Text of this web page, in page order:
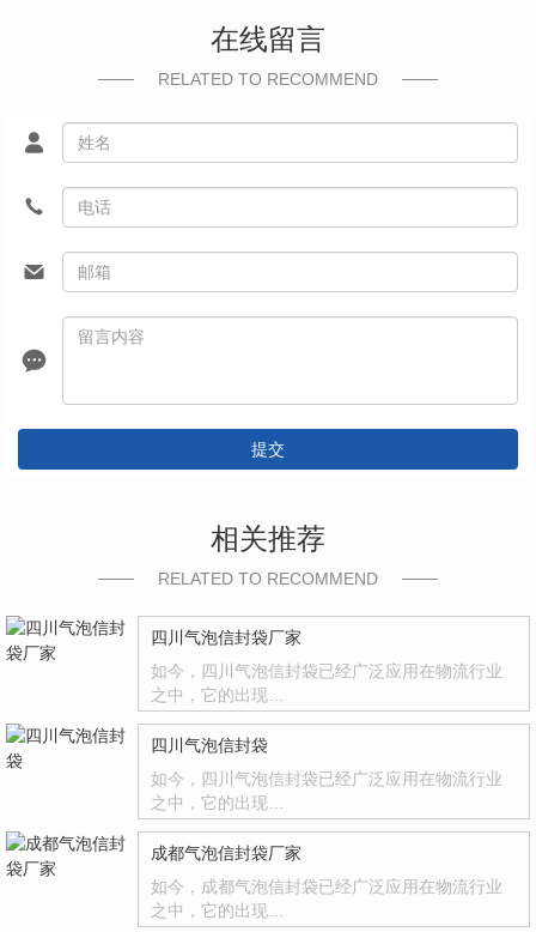
在线留言
RELATED TO RECOMMEND
提交
相关推荐
RELATED TO RECOMMEND
四川气泡信封袋厂家
如今，四川气泡信封袋已经广泛应用在物流行业
之中，它的出现…
四川气泡信封袋
如今，四川气泡信封袋已经广泛应用在物流行业
之中，它的出现…
成都气泡信封袋厂家
如今，成都气泡信封袋已经广泛应用在物流行业
之中，它的出现…